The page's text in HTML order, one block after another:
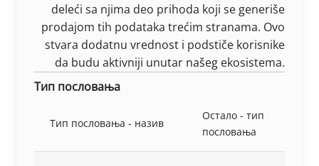
deleći sa njima deo prihoda koji se generiše
prodajom tih podataka trećim stranama. Ovo
stvara dodatnu vrednost i podstiče korisnike
da budu aktivniji unutar našeg ekosistema.
Тип пословања
Тип пословања - назив
Остало - тип
пословања